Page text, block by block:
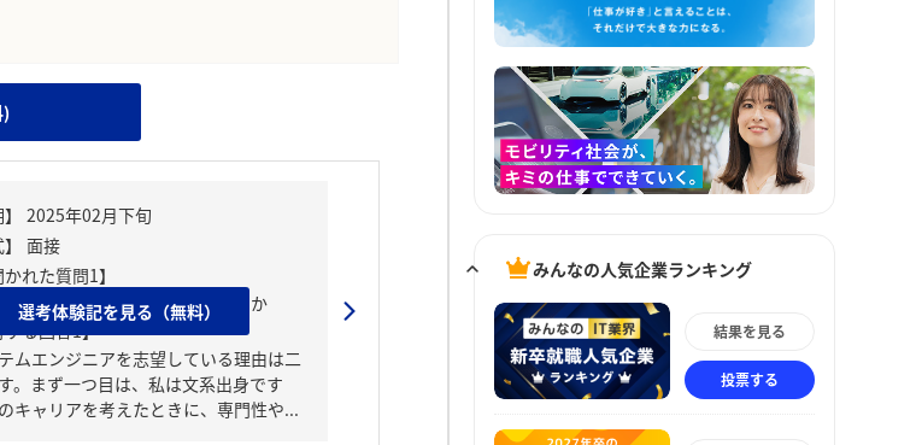
かれた質問1】
ムエンジニアを志望しているのか
する回答1】
ムエンジニアを志望している理由は二
。まず一つ目は、私は文系出身です
キャリアを考えたときに、専門性や...
選考体験記を見る（無料）
みんなの人気企業ランキング
結果を見る
投票する